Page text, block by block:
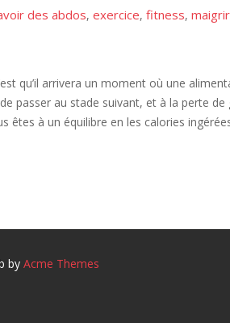
des abdos, exercice, fitness, maigrir
qu’il arrivera un moment où une
passer au stade suivant, et à la perte de
êtes à un équilibre en les calories
by Acme Themes